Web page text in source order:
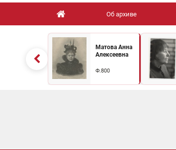
Об архиве
Матова Анна
Алексеевна
Ф.800